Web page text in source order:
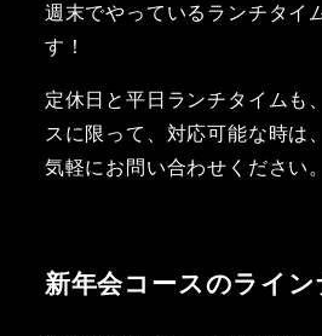
週末でやっているランチタイ
す！
定休日と平日ランチタイムも
スに限って、対応可能な時は
気軽にお問い合わせください。
新年会コースのライン